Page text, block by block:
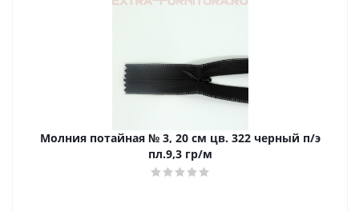
Молния потайная № 3, 20 см цв. 322 черный п/э
пл.9,3 гр/м